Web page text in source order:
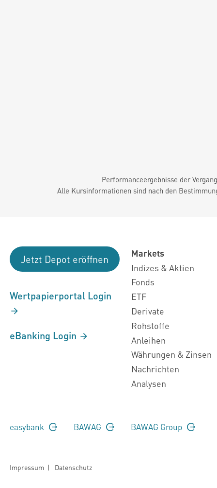
Performanceergebnisse der
Alle Kursinformationen sind nach den
Jetzt Depot eröffnen
Wertpapierportal Login
eBanking Login
Markets
Indizes & Aktien
Fonds
ETF
Derivate
Rohstoffe
Anleihen
Währungen & Zinsen
Nachrichten
Analysen
easybank BAWAG BAWAG Group
Impressum | Datenschutz